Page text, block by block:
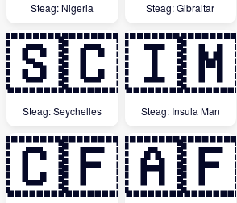
Steag: Nigeria Steag: Gibraltar
🇸🇨
Steag: Seychelles
🇮🇲
Steag: Insula Man
🇨🇫🇦🇫